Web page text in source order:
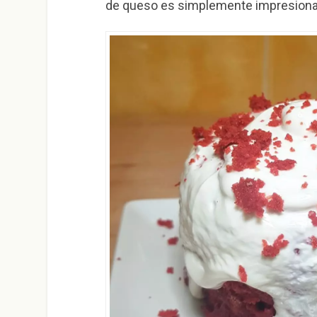
de queso es simplemente